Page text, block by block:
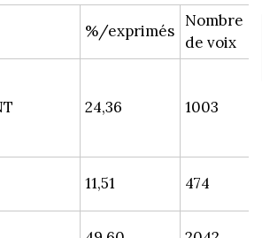
%/exprimés
Nombre
de voix
24,36 1003
11,51 474